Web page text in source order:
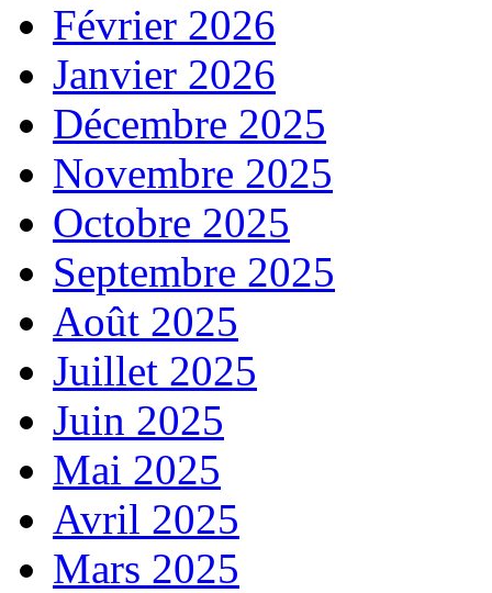
Février 2026
Janvier 2026
Décembre 2025
Novembre 2025
Octobre 2025
Septembre 2025
Août 2025
Juillet 2025
Juin 2025
Mai 2025
Avril 2025
Mars 2025